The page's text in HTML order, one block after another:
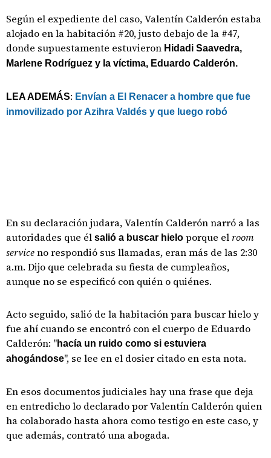
Según el expediente del caso, Valentín Calderón estaba
alojado en la habitación #20, justo debajo de la #47,
donde supuestamente estuvieron Hidadi Saavedra,
Marlene Rodríguez y la víctima, Eduardo Calderón.
LEA ADEMÁS: Envían a El Renacer a hombre que fue
inmovilizado por Azihra Valdés y que luego robó
En su declaración judara, Valentín Calderón narró a las
autoridades que él salió a buscar hielo porque el room
serviceno respondió sus llamadas, eran más de las 2:30
a.m. Dijo que celebrada su fiesta de cumpleaños,
aunque no se especificó con quién o quiénes.
Acto seguido, salió de la habitación para buscar hielo y
fue ahí cuando se encontró con el cuerpo de Eduardo
Calderón: "hacía un ruido como si estuviera
ahogándose", se lee en el dosier citado en esta nota.
En esos documentos judiciales hay una frase que deja
en entredicho lo declarado por Valentín Calderón quien
ha colaborado hasta ahora como testigo en este caso, y
que además, contrató una abogada.